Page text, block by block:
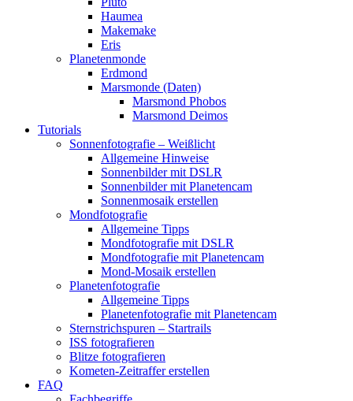
Haumea
Makemake
Eris
Planetenmonde
Erdmond
Marsmonde (Daten)
Marsmond Phobos
Marsmond Deimos
Tutorials
Sonnenfotografie – Weißlicht
Allgemeine Hinweise
Sonnenbilder mit DSLR
Sonnenbilder mit Planetencam
Sonnenmosaik erstellen
Mondfotografie
Allgemeine Tipps
Mondfotografie mit DSLR
Mondfotografie mit Planetencam
Mond-Mosaik erstellen
Planetenfotografie
Allgemeine Tipps
Planetenfotografie mit Planetencam
Sternstrichspuren – Startrails
ISS fotografieren
Blitze fotografieren
Kometen-Zeitraffer erstellen
FAQ